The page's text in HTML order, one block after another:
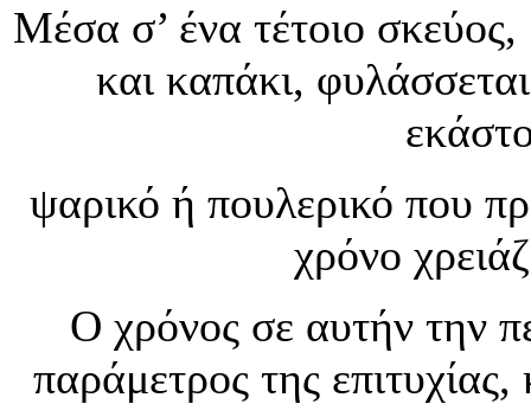
Μέσα σ’ ένα τέτοιο
και καπάκι,
ψαρικό ή πουλερικό που
χρόνο
Ο χρόνος σε αυτήν την
παράμετρος της